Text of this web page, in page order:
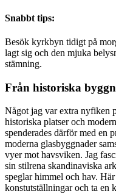
Snabbt tips:
Besök kyrkbyn tidigt på
lagt sig och den mjuka
stämning.
Från historiska
Något jag var extra nyfiken
historiska platser och
spenderades därför med en
moderna glasbyggnader
vyer mot havsviken. Jag
sin stilrena skandinaviska
speglar himmel och hav.
konstutställningar och ta en